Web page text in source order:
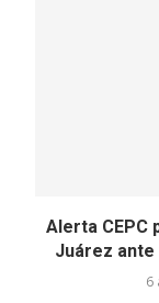
Alerta CEPC
Juárez ante
6